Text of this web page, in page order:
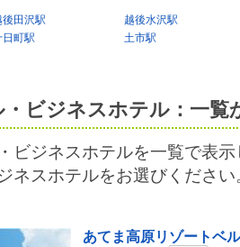
後田沢駅
越後水沢駅
日町駅
土市駅
ビジネスホテル：一覧
ビジネスホテルを一覧で表
ネスホテルをお選びください
あてま高原リゾートベ